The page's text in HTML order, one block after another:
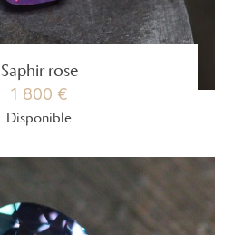
Saphir rose
1 800 €
Disponible